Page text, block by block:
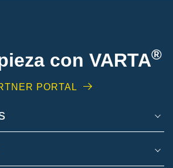
con VARTA®
PORTAL